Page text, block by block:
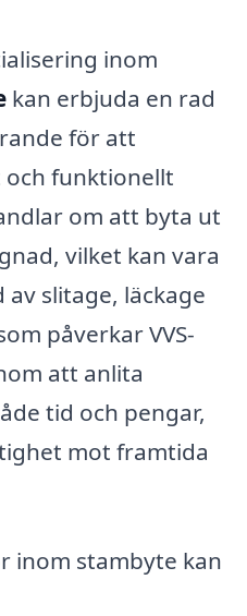
inom
kan erbjuda en rad
för att
funktionellt
om att byta ut
vilket kan vara
slitage, läckage
påverkar VVS-
att anlita
tid och pengar,
mot framtida
inom stambyte kan